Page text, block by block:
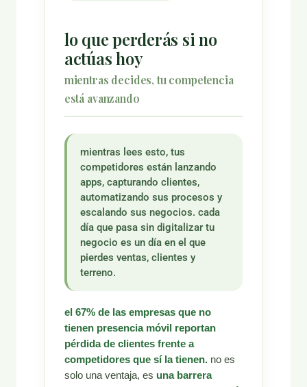
lo que perderás si no
actúas hoy
mientras decides, tu competencia
está avanzando
mientras lees esto, tus
competidores están lanzando
apps, capturando clientes,
automatizando sus procesos y
escalando sus negocios. cada
día que pasa sin digitalizar tu
negocio es un día en el que
pierdes ventas, clientes y
terreno.
el 67% de las empresas que no
tienen presencia móvil reportan
pérdida de clientes frente a
competidores que sí la tienen.no es
solo una ventaja, es una barrera